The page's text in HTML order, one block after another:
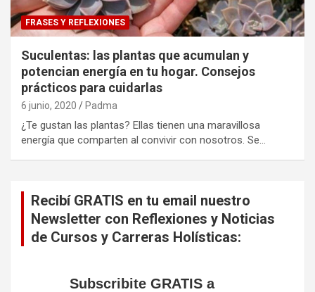
FRASES Y REFLEXIONES
Suculentas: las plantas que acumulan y
potencian energía en tu hogar. Consejos
prácticos para cuidarlas
6 junio, 2020 Padma
¿Te gustan las plantas? Ellas tienen una maravillosa
energía que comparten al convivir con nosotros. Se…
Recibí GRATIS en tu email nuestro
Newsletter con Reflexiones y Noticias
de Cursos y Carreras Holísticas:
Subscribite GRATIS a